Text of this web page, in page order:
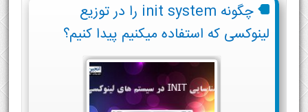
چگونه init system را در توزیع
لینوکسی که استفاده میکنیم پیدا کنیم؟